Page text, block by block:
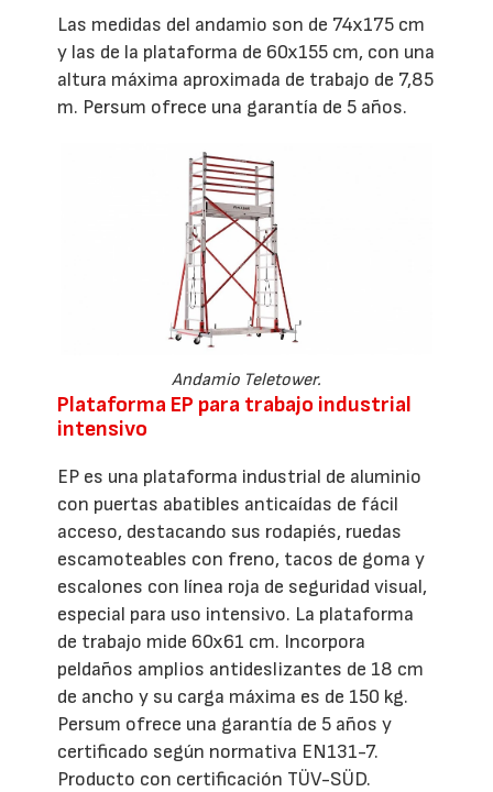
Las medidas del andamio son de 74x175 cm
y las de la plataforma de 60x155 cm, con una
altura máxima aproximada de trabajo de 7,85
m. Persum ofrece una garantía de 5 años.
Andamio Teletower.
Plataforma EP para trabajo industrial
intensivo
EP es una plataforma industrial de aluminio
con puertas abatibles anticaídas de fácil
acceso, destacando sus rodapiés, ruedas
escamoteables con freno, tacos de goma y
escalones con línea roja de seguridad visual,
especial para uso intensivo. La plataforma
de trabajo mide 60x61 cm. Incorpora
peldaños amplios antideslizantes de 18 cm
de ancho y su carga máxima es de 150 kg.
Persum ofrece una garantía de 5 años y
certificado según normativa EN131-7.
Producto con certificación TÜV-SÜD.